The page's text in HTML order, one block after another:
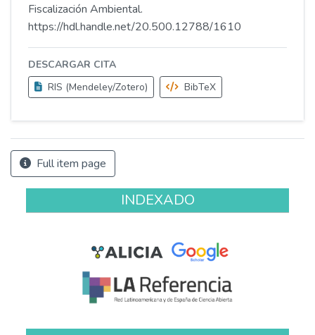
Fiscalización Ambiental.
https://hdl.handle.net/20.500.12788/1610
DESCARGAR CITA
RIS (Mendeley/Zotero)
BibTeX
Full item page
INDEXADO